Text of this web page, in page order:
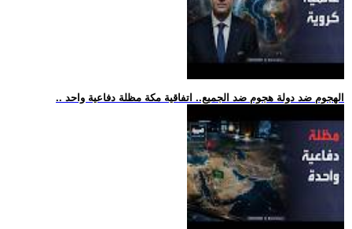
.. الهجوم ضد دولة هجوم ضد الجميع.. اتفاقية مكة مظلة دفاعية واحد